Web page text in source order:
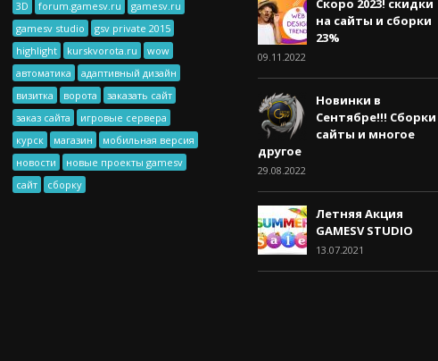
3D forum.gamesv.ru
gamesv.ru
gamesv studio
gsv private 2015
highlight
kurskvorota.ru
wow
автоматика
адаптивный дизайн
визитка
ворота
заказать сайт
заказ сайта
игровые сервера
курск
магазин
мобильная версия
новости
новые проекты gamesv
сайт
сборку
Скоро 2023! скидки
на сайты и сборки
23%
09.11.2022
Новинки в
Сентябре!!! Сборки
сайты и многое
другое
29.08.2022
Летняя Акция
GAMESV STUDIO
13.07.2021